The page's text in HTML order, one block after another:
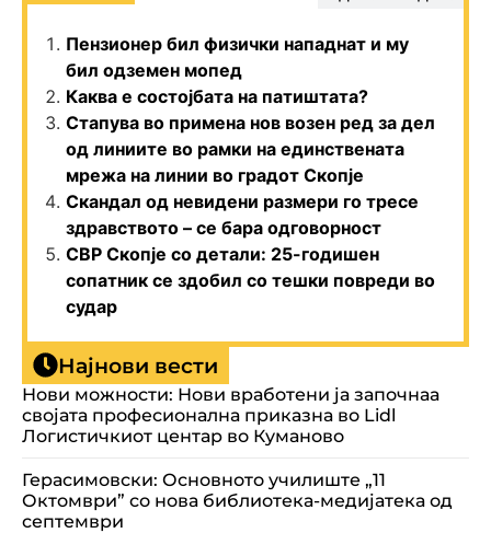
Пензионер бил физички нападнат и му
бил одземен мопед
Каква е состојбата на патиштата?
Стапува во примена нов возен ред за дел
од линиите во рамки на единствената
мрежа на линии во градот Скопје
Скандал од невидени размери го тресе
здравството – се бара одговорност
СВР Скопје со детали: 25-годишен
сопатник се здобил со тешки повреди во
судар
Најнови вести
Нови можности: Нови вработени ја започнаа
својата професионална приказна во Lidl
Логистичкиот центар во Куманово
Герасимовски: Основното училиште „11
Октомври” со нова библиотека-медијатека од
септември